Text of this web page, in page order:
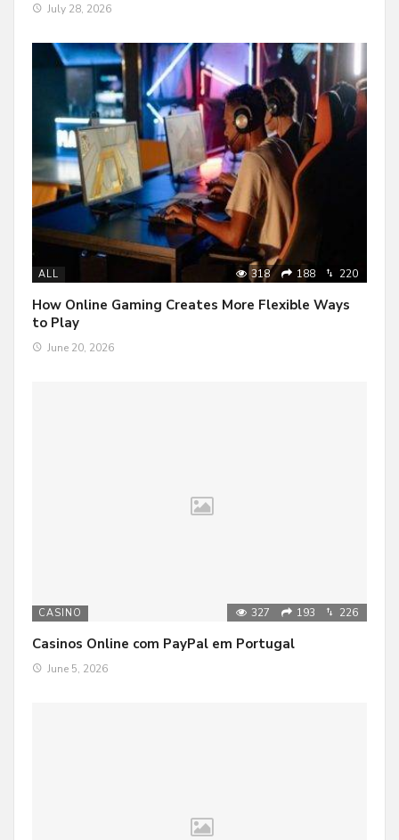
July 28, 2026
ALL 318 188 220
How Online Gaming Creates More Flexible Ways
to Play
June 20, 2026
CASINO 327 193 226
Casinos Online com PayPal em Portugal
June 5, 2026